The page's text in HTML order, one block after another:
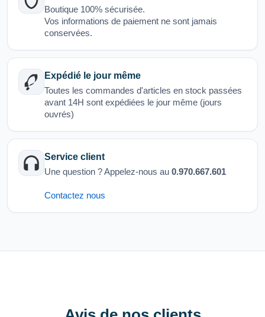
Boutique 100% sécurisée.
Vos informations de paiement ne sont jamais
conservées.
Expédié le jour même
Toutes les commandes d'articles en stock passées
avant 14H sont expédiées le jour même (jours
ouvrés)
Service client
Une question ? Appelez-nous au 0.970.667.601
Contactez nous